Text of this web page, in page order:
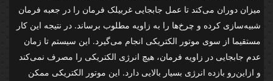
میزان دوران می‌کند تا عمل جابجایی غربیلک فرمان را در جعبه فرمان
شبیه‌سازی کرده و چرخ‌ها را به زاویه مطلوب برساند. در نتیجه این کار
مستقیما از سوی موتور الکتریکی انجام می‌گیرد. این سیستم تا زمان
عدم جابجایی در زاویه فرمان، هیچ انرژی الکتریکی را مصرف نمی‌کند
و ازاین‌رو بازده انرژی بسیار بالایی دارد. این موتور الکتریکی ممکن